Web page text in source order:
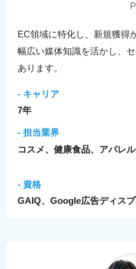
EC領域に特化し、新規獲得
幅広い媒体知識を活かし、
あります。
- キャリア
7年
- 担当業界
コスメ、健康食品、アパレ
- 資格
GAIQ、Google広告ディス